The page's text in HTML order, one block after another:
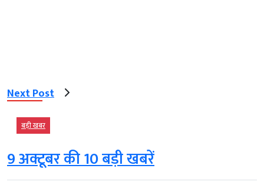
Next Post
बड़ी खबर
9 अक्टूबर की 10 बड़ी खबरें